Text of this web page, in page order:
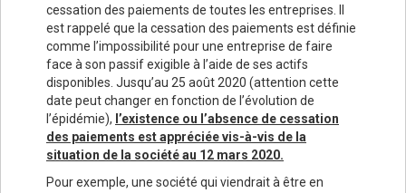
cessation des paiements de toutes les entreprises. Il
est rappelé que la cessation des paiements est définie
comme l’impossibilité pour une entreprise de faire
face à son passif exigible à l’aide de ses actifs
disponibles. Jusqu’au 25 août 2020 (attention cette
date peut changer en fonction de l’évolution de
l’épidémie), l’existence ou l’absence de cessation
des paiements est appréciée vis-à-vis de la
situation de la société au 12 mars 2020.
Pour exemple, une société qui viendrait à être en